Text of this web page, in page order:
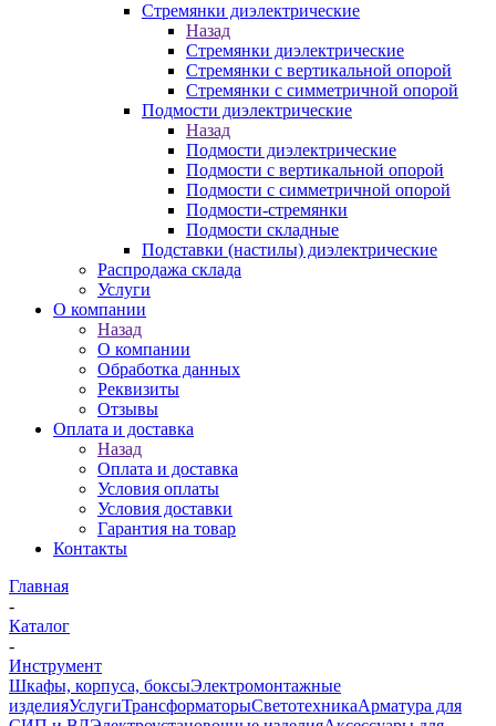
Стремянки диэлектрические
Назад
Стремянки диэлектрические
Стремянки с вертикальной опорой
Стремянки с симметричной опорой
Подмости диэлектрические
Назад
Подмости диэлектрические
Подмости с вертикальной опорой
Подмости с симметричной опорой
Подмости-стремянки
Подмости складные
Подставки (настилы) диэлектрические
Распродажа склада
Услуги
О компании
Назад
О компании
Обработка данных
Реквизиты
Отзывы
Оплата и доставка
Назад
Оплата и доставка
Условия оплаты
Условия доставки
Гарантия на товар
Контакты
Главная
-
Каталог
-
Инструмент
Шкафы, корпуса, боксыЭлектромонтажные
изделияУслугиТрансформаторыСветотехникаАрматура для